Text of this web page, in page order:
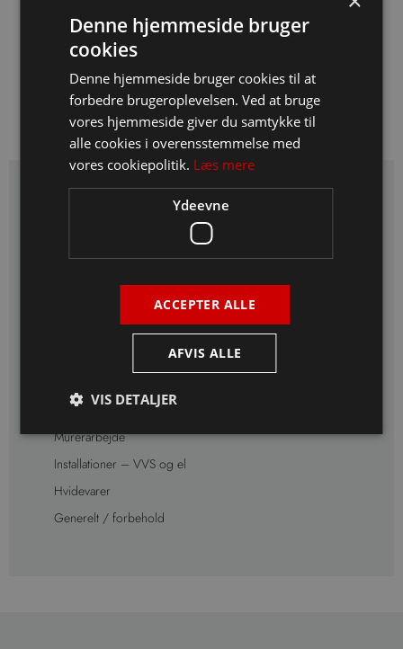
terrassebræt. Til montering anvendes rustfrie skruer.
Underkonstruktion opbygges af trykimprægnerede bjælker i
fundamentsvanger. Som tilvalg kan træterrasser leveres i ædeltræ,
hårdt træ.
Materialebeskrivelser
Vinduer, døre og glasarbejder
Tagkonstruktion og terrasse
Malerarbejde
Murerarbejde
Installationer – VVS og el
Hvidevarer
Generelt / forbehold
Denne hjemmeside bruger
cookies
Denne hjemmeside bruger cookies til at
forbedre brugeroplevelsen. Ved at bruge
vores hjemmeside giver du samtykke til
alle cookies i overensstemmelse med
vores cookiepolitik. Læs mere
Ydeevne
ACCEPTER ALLE
AFVIS ALLE
VIS DETALJER